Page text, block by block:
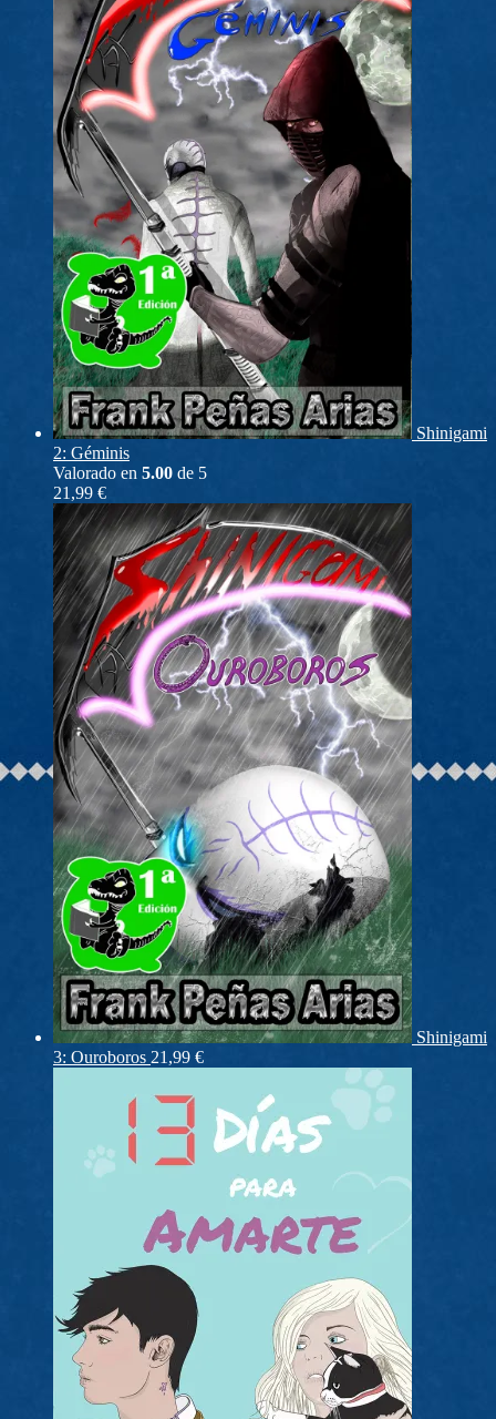
Shinigami
2: Géminis
Valorado en 5.00 de 5
21,99 €
Shinigami
3: Ouroboros 21,99 €